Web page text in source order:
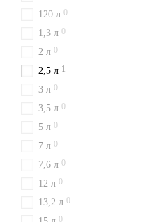
120 л 0
1,3 л 0
2 л 0
2,5 л 1
3 л 0
3,5 л 0
5 л 0
7 л 0
7,6 л 0
12 л 0
13,2 л 0
0